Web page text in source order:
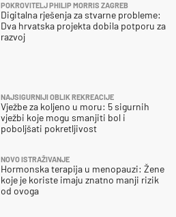
NAJSIGURNIJI OBLIK REKREACIJE
Vježbe za koljeno u moru: 5 sigurnih
vježbi koje mogu smanjiti bol i
poboljšati pokretljivost
NOVO ISTRAŽIVANJE
Hormonska terapija u menopauzi: Žene
koje je koriste imaju znatno manji rizik
od ovoga
POKROVITELJ PHILIP MORRIS ZAGREB
Digitalna rješenja za stvarne probleme:
Dva hrvatska projekta dobila potporu za
razvoj